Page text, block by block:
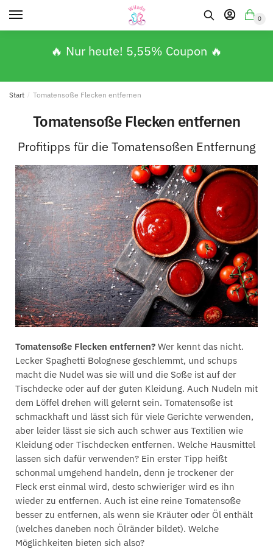
0
🔥 Nur heute! 5,55% Coupon 🔥
Start / Tomatensoße Flecken entfernen
Tomatensoße Flecken entfernen
Profitipps für die Tomatensoßen Entfernung
Tomatensoße Flecken entfernen? Wer kennt das nicht.
Lecker Spaghetti Bolognese geschlemmt, und schups
macht die Nudel was sie will und die Soße ist auf der
Tischdecke oder auf der guten Kleidung. Auch Nudeln mit
dem Löffel drehen will gelernt sein. Tomatensoße ist
schmackhaft und lässt sich für viele Gerichte verwenden,
aber leider lässt sie sich auch schwer aus Textilien wie
Kleidung oder Tischdecken entfernen. Welche Hausmittel
lassen sich dafür verwenden? Ein erster Tipp heißt
schonmal umgehend handeln, denn je trockener der
Fleck erst einmal wird, desto schwieriger wird es ihn
wieder zu entfernen. Auch ist eine reine Tomatensoße
besser zu entfernen, als wenn sie Kräuter oder Öl enthält
(welches daneben noch Ölränder bildet). Welche
Möglichkeiten bieten sich also?